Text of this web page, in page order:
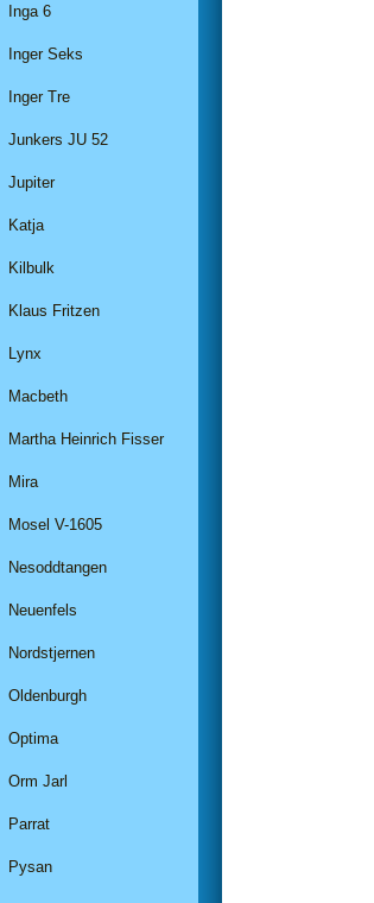
Inga 6
Inger Seks
Inger Tre
Junkers JU 52
Jupiter
Katja
Kilbulk
Klaus Fritzen
Lynx
Macbeth
Martha Heinrich Fisser
Mira
Mosel V-1605
Nesoddtangen
Neuenfels
Nordstjernen
Oldenburgh
Optima
Orm Jarl
Parrat
Pysan